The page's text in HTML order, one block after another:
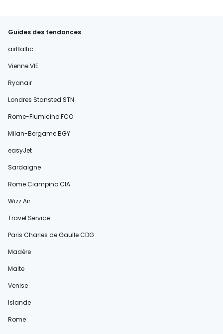
Guides des tendances
airBaltic
Vienne VIE
Ryanair
Londres Stansted STN
Rome-Fiumicino FCO
Milan-Bergame BGY
easyJet
Sardaigne
Rome Ciampino CIA
Wizz Air
Travel Service
Paris Charles de Gaulle CDG
Madère
Malte
Venise
Islande
Rome